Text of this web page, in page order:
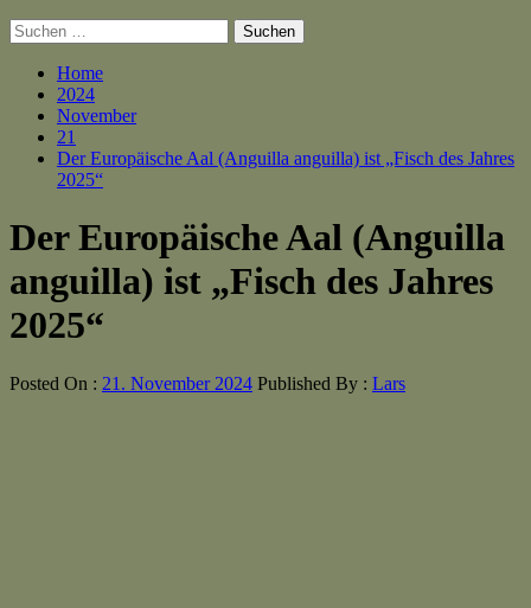
Suchen
nach:
Home
2024
November
21
Der Europäische Aal (Anguilla anguilla) ist „Fisch des Jahres
2025“
Der Europäische Aal (Anguilla
anguilla) ist „Fisch des Jahres
2025“
Posted On : 21. November 2024 Published By : Lars